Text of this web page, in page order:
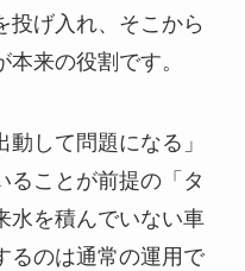
投げ入れ、そこから
来の役割です。
して問題になる」
ることが前提の「タ
水を積んでいない車
るのは通常の運用で